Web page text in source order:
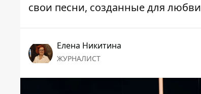
свои песни, созданные для любви
Елена Никитина
ЖУРНАЛИСТ